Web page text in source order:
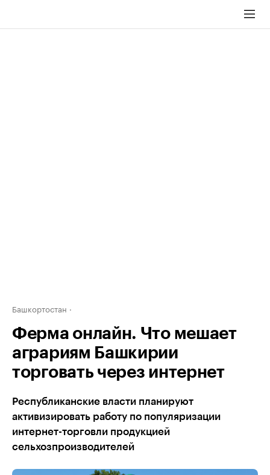
Башкортостан
Ферма онлайн. Что мешает
аграриям Башкирии
торговать через интернет
Республиканские власти планируют
активизировать работу по популяризации
интернет-торговли продукцией
сельхозпроизводителей